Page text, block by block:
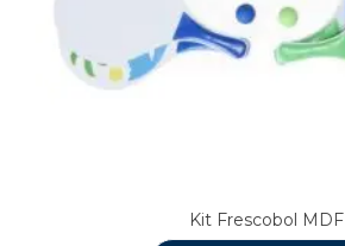
Kit Frescobol MDF